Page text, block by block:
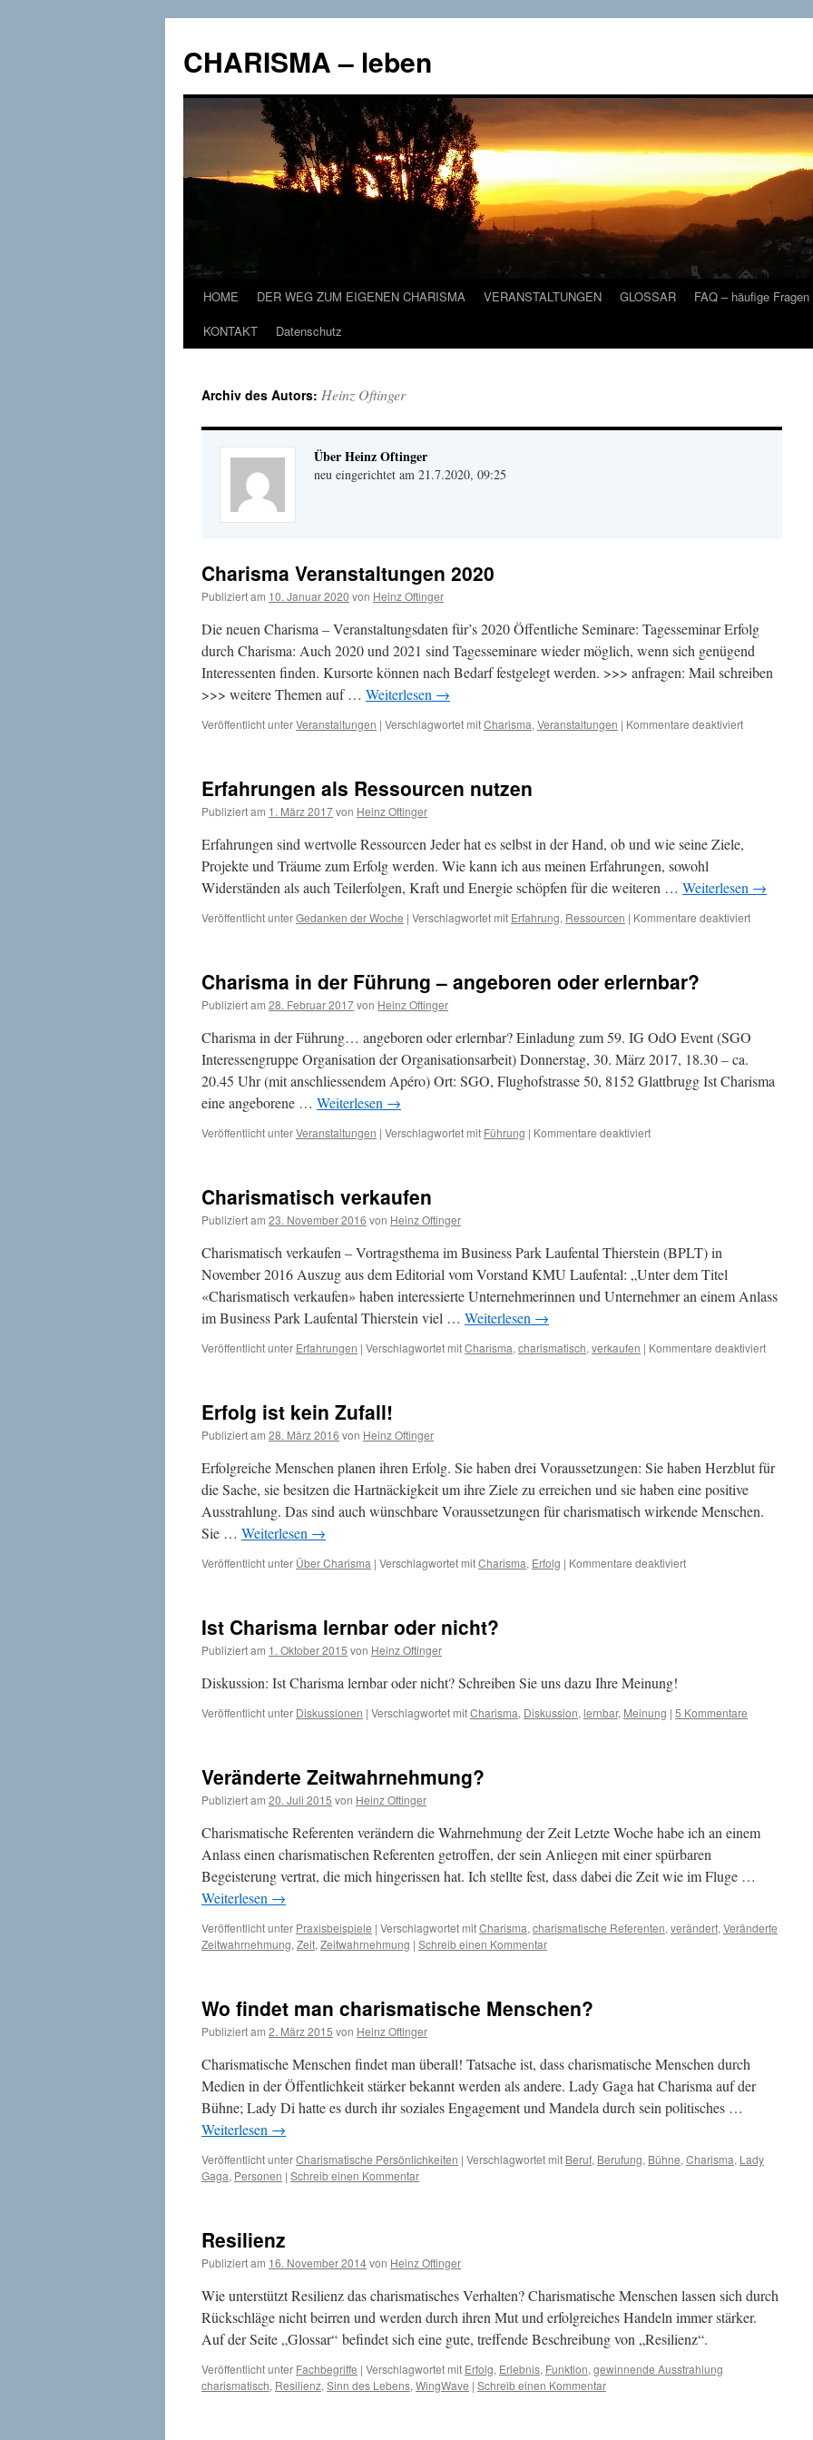
CHARISMA – leben
Zum
Inhalt
HOME DER WEG ZUM EIGENEN CHARISMA VERANSTALTUNGEN GLOSSAR FAQ – häufige Fragen
KONTAKT
Datenschutz
Archiv des Autors: Heinz Oftinger
Über Heinz Oftinger
neu eingerichtet am 21.7.2020, 09:25
Charisma Veranstaltungen 2020
Publiziert am 10. Januar 2020 von Heinz Oftinger
Die neuen Charisma – Veranstaltungsdaten für’s 2020 Öffentliche Seminare: Tagesseminar Erfolg
durch Charisma: Auch 2020 und 2021 sind Tagesseminare wieder möglich, wenn sich genügend
Interessenten finden. Kursorte können nach Bedarf festgelegt werden. >>> anfragen: Mail schreiben
>>> weitere Themen auf … Weiterlesen →
Veröffentlicht unterVeranstaltungen | Verschlagwortet mitCharisma, Veranstaltungen | Kommentare deaktiviertfür
Erfahrungen als Ressourcen nutzen
Publiziert am 1. März 2017von Heinz Oftinger
Erfahrungen sind wertvolle Ressourcen Jeder hat es selbst in der Hand, ob und wie seine Ziele,
Projekte und Träume zum Erfolg werden. Wie kann ich aus meinen Erfahrungen, sowohl
Widerständen als auch Teilerfolgen, Kraft und Energie schöpfen für die weiteren … Weiterlesen →
Veröffentlicht unterGedanken der Woche | Verschlagwortet mit Erfahrung, Ressourcen | Kommentare deaktiviertfür
Charisma in der Führung – angeboren oder erlernbar?
Publiziert am 28. Februar 2017von Heinz Oftinger
Charisma in der Führung… angeboren oder erlernbar? Einladung zum 59. IG OdO Event (SGO
Interessengruppe Organisation der Organisationsarbeit) Donnerstag, 30. März 2017, 18.30 – ca.
20.45 Uhr (mit anschliessendem Apéro) Ort: SGO, Flughofstrasse 50, 8152 Glattbrugg Ist Charisma
eine angeborene … Weiterlesen →
Veröffentlicht unterVeranstaltungen | Verschlagwortet mit Führung | Kommentare deaktiviertfür
oder
erlernbar?
Charismatisch verkaufen
Publiziert am 23. November 2016 von Heinz Oftinger
Charismatisch verkaufen – Vortragsthema im Business Park Laufental Thierstein (BPLT) in
November 2016 Auszug aus dem Editorial vom Vorstand KMU Laufental: „Unter dem Titel
«Charismatisch verkaufen» haben interessierte Unternehmerinnen und Unternehmer an einem Anlass
im Business Park Laufental Thierstein viel … Weiterlesen →
Veröffentlicht unter Erfahrungen | Verschlagwortet mitCharisma, charismatisch, verkaufen | Kommentare deaktiviertfür
Erfolg ist kein Zufall!
Publiziert am 28. März 2016 von Heinz Oftinger
Erfolgreiche Menschen planen ihren Erfolg. Sie haben drei Voraussetzungen: Sie haben Herzblut für
die Sache, sie besitzen die Hartnäckigkeit um ihre Ziele zu erreichen und sie haben eine positive
Ausstrahlung. Das sind auch wünschbare Voraussetzungen für charismatisch wirkende Menschen.
Sie … Weiterlesen →
Veröffentlicht unter Über Charisma | Verschlagwortet mitCharisma, Erfolg | Kommentare deaktiviertfür
Ist Charisma lernbar oder nicht?
Publiziert am 1. Oktober 2015 von Heinz Oftinger
Diskussion: Ist Charisma lernbar oder nicht? Schreiben Sie uns dazu Ihre Meinung!
Veröffentlicht unter Diskussionen | Verschlagwortet mitCharisma, Diskussion, lernbar, Meinung | 5 Kommentare
Veränderte Zeitwahrnehmung?
Publiziert am 20. Juli 2015 von Heinz Oftinger
Charismatische Referenten verändern die Wahrnehmung der Zeit Letzte Woche habe ich an einem
Anlass einen charismatischen Referenten getroffen, der sein Anliegen mit einer spürbaren
Begeisterung vertrat, die mich hingerissen hat. Ich stellte fest, dass dabei die Zeit wie im Fluge …
Weiterlesen →
Veröffentlicht unter Praxisbeispiele | Verschlagwortet mitCharisma, charismatische Referenten, verändert, Veränderte
Zeitwahrnehmung, Zeit, Zeitwahrnehmung | Schreib einen Kommentar
Wo findet man charismatische Menschen?
Publiziert am 2. März 2015 von Heinz Oftinger
Charismatische Menschen findet man überall! Tatsache ist, dass charismatische Menschen durch
Medien in der Öffentlichkeit stärker bekannt werden als andere. Lady Gaga hat Charisma auf der
Bühne; Lady Di hatte es durch ihr soziales Engagement und Mandela durch sein politisches …
Weiterlesen →
Veröffentlicht unterCharismatische Persönlichkeiten | Verschlagwortet mit Beruf, Berufung, Bühne, Charisma, Lady
Gaga, Personen | Schreib einen Kommentar
Resilienz
Publiziert am 16. November 2014von Heinz Oftinger
Wie unterstützt Resilienz das charismatisches Verhalten? Charismatische Menschen lassen sich durch
Rückschläge nicht beirren und werden durch ihren Mut und erfolgreiches Handeln immer stärker.
Auf der Seite „Glossar“ befindet sich eine gute, treffende Beschreibung von „Resilienz“.
Veröffentlicht unter Fachbegriffe | Verschlagwortet mit Erfolg, Erlebnis, Funktion, gewinnende Ausstrahlung
charismatisch, Resilienz, Sinn des Lebens, WingWave | Schreib einen Kommentar